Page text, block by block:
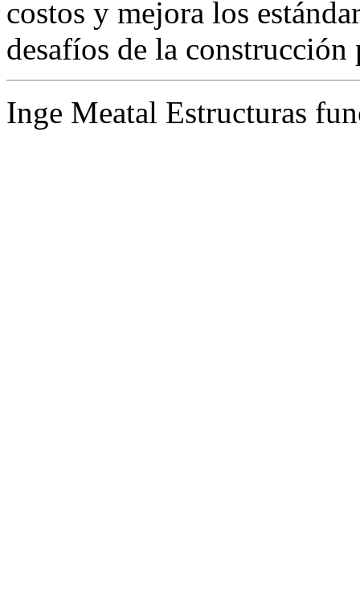
costos y mejora los
desafíos de la
Inge Meatal Estructuras